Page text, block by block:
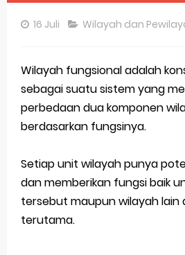
Pembahasan Soal OSN-K
Pembahasan Soal OSN-K
Pembahasan Soal OSN-K
Pembahasan Soal OSN-K
Bocoran 150 Bank Soal Dasar OSN
Bencana Banjir Bandang di
16 Juli Wilayah dan
Wilayah fungsional adalah
sebagai suatu sistem yang
perbedaan dua komponen
berdasarkan fungsinya.
Setiap unit wilayah punya
dan memberikan fungsi baik
tersebut maupun wilayah lain
terutama.